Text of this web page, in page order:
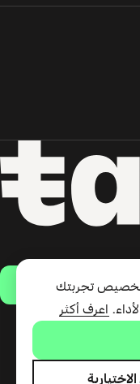
تجربتك
اعرف أكثر